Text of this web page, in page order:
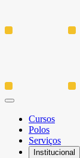
Cursos
Polos
Serviços
Institucional